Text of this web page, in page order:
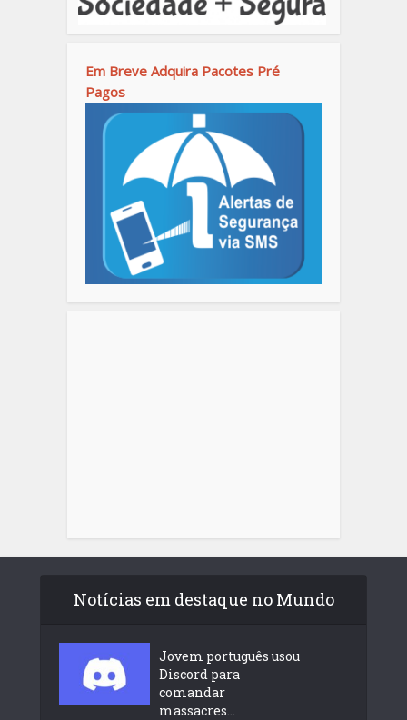
Em Breve Adquira Pacotes Pré
Pagos
Notícias em destaque no Mundo
Jovem português usou
Discord para
comandar
massacres...